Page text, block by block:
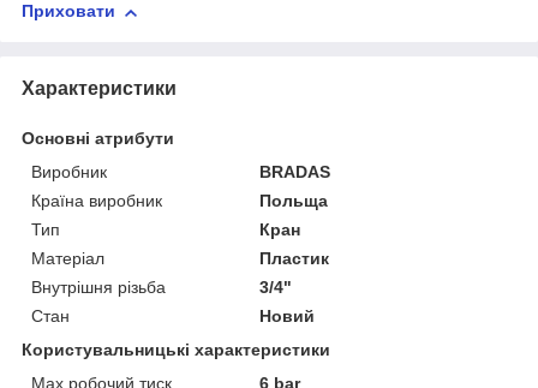
Приховати
Характеристики
Основні атрибути
Виробник
BRADAS
Країна виробник
Польща
Тип
Кран
Матеріал
Пластик
Внутрішня різьба
3/4"
Стан
Новий
Користувальницькі характеристики
Мах робочий тиск
6 bar